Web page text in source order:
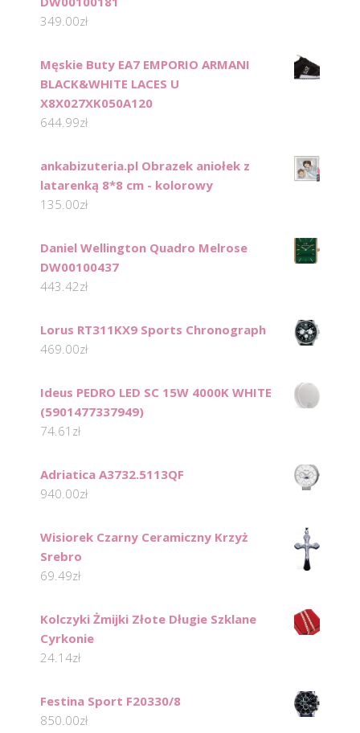
349.00zł
Męskie Buty EA7 EMPORIO ARMANI
BLACK&WHITE LACES U
X8X027XK050A120
644.99zł
ankabizuteria.pl Obrazek aniołek z
latarenką 8*8 cm - kolorowy
135.00zł
Daniel Wellington Quadro Melrose
DW00100437
443.42zł
Lorus RT311KX9 Sports Chronograph
469.00zł
Ideus PEDRO LED SC 15W 4000K WHITE
(5901477337949)
74.61 zł
Adriatica A3732.5113QF
940.00zł
Wisiorek Czarny Ceramiczny Krzyż
Srebro
69.49zł
Kolczyki Żmijki Złote Długie Szklane
Cyrkonie
24.14zł
Festina Sport F20330/8
850.00zł